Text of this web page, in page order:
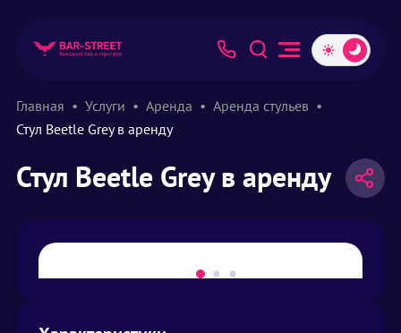
Главная Услуги Аренда
Аренда стульев
Стул Beetle Grey в аренду
Стул Beetle Grey в аренду